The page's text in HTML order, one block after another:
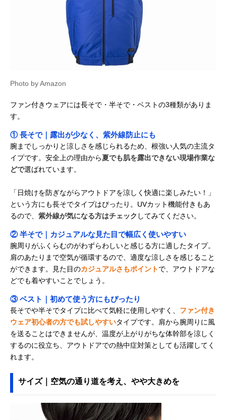
Photo by Amazon
ファン付きウェアには長そで・半そで・ベストの3種類がありま
す。
① 長そで｜露出が少なく、紫外線防止にも
腕までしっかりと涼しさを感じられるため、根強い人気の主流タ
イプです。安全上の理由から夏でも肌を露出できない現場作業な
どで選ばれています。
「日焼けを防ぎながらアウトドアを涼しく快適に楽しみたい！」
という方にも長そでタイプはぴったり。UVカット機能付きもあ
るので、 紫外線が気になる方はチェック してみてください。
② 半そで｜カジュアルな見た目で幅広く使いやすい
腕周りがふくらむのがわずらわしいと感じる方に適したタイプ。
肩のあたりまで空気が循環するので、適度な涼しさを感じること
ができます。見た目のカジュアルさもポイントで、アウトドアな
どでも着やすいことでしょう。
③ ベスト｜初めて使う方にもぴったり
長そでや半そでタイプに比べて気軽に使用しやすく、 ファン付き
ウェア初心者の方でも試しやすいタイプです。肩から腕周りに風
を送ることはできませんが、温度が上がりがちな体幹部を涼しく
するのに役立ち、アウトドアでの熱中症対策としても活躍してく
れます。
サイズ｜空気の通り道を考え、やや大きめを